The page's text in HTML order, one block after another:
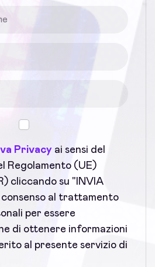
Privacy ai sensi del
Regolamento (UE)
cliccando su "INVIA
consenso al trattamento
per essere
di ottenere informazioni
al presente servizio di